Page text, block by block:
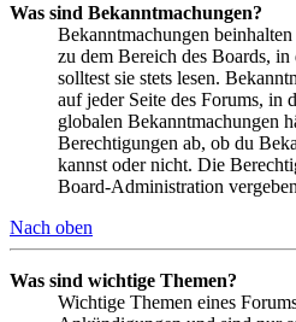
Was sind Bekanntmachungen?
Bekanntmachungen
zu dem Bereich des Boards,
solltest sie stets lesen.
auf jeder Seite des Forums, in
globalen Bekanntmachungen
Berechtigungen ab, ob du
kannst oder nicht. Die
Board-Administration
Nach oben
Was sind wichtige Themen?
Wichtige Themen eines